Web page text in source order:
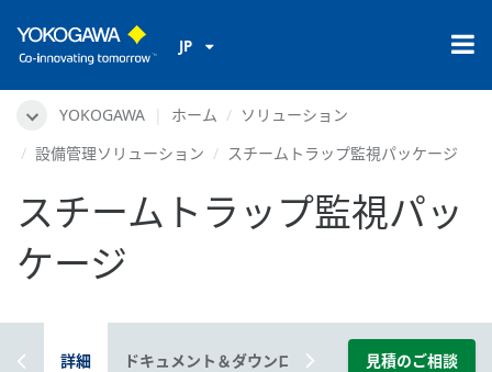
JP
YOKOGAWA ホーム
ソリューション
設備管理ソリューション
スチームトラップ監視パッケージ
スチームトラップ監視パッ
ケージ
要 詳細 ドキュメント＆ダウンロード 見積のご相談